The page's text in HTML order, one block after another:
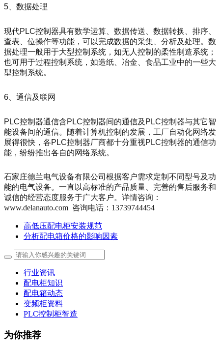
5、数据处理
现代PLC控制器具有数学运算、数据传送、数据转换、排序、
查表、位操作等功能，可以完成数据的采集、分析及处理。数
据处理一般用于大型控制系统，如无人控制的柔性制造系统；
也可用于过程控制系统，如造纸、冶金、食品工业中的一些大
型控制系统。
6、通信及联网
PLC控制器通信含PLC控制器间的通信及PLC控制器与其它智
能设备间的通信。随着计算机控制的发展，工厂自动化网络发
展得很快，各PLC控制器厂商都十分重视PLC控制器的通信功
能，纷纷推出各自的网络系统。
石家庄德兰电气设备有限公司根据客户需求定制不同型号及功
能的电气设备。一直以高标准的产品质量、完善的售后服务和
诚信的经营态度服务于广大客户。详情咨询：
www.delanauto.com 咨询电话：13739744454
高低压配电柜安装规范
分析配电箱价格的影响因素
行业资讯
配电柜知识
配电箱动态
变频柜资料
PLC控制柜智造
为你推荐